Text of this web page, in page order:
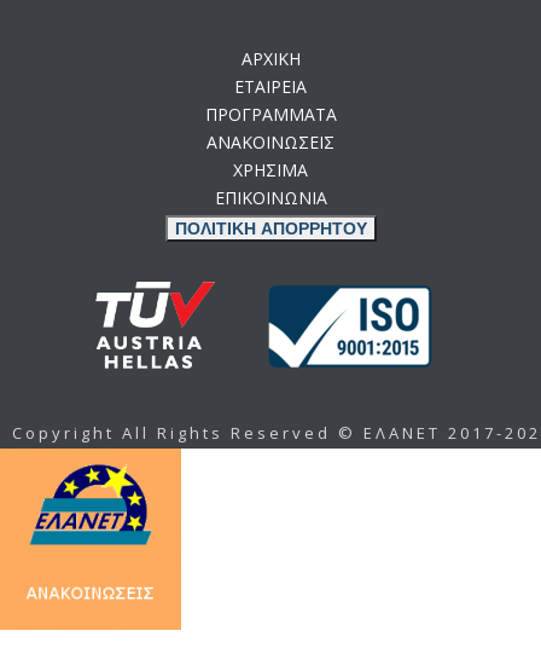
ΑΡΧΙΚΗ
ΕΤΑΙΡΕΙΑ
ΠΡΟΓΡΑΜΜΑΤΑ
ΑΝΑΚΟΙΝΩΣΕΙΣ
ΧΡΗΣΙΜΑ
ΕΠΙΚΟΙΝΩΝΙΑ
ΠΟΛΙΤΙΚΗ ΑΠΟΡΡΗΤΟΥ
Copyright All Rights Reserved © ΕΛΑΝΕΤ 2017-